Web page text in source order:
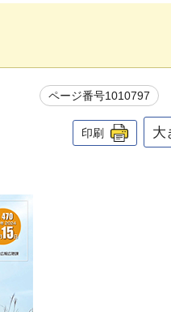
ページ番号1010797
印刷 大